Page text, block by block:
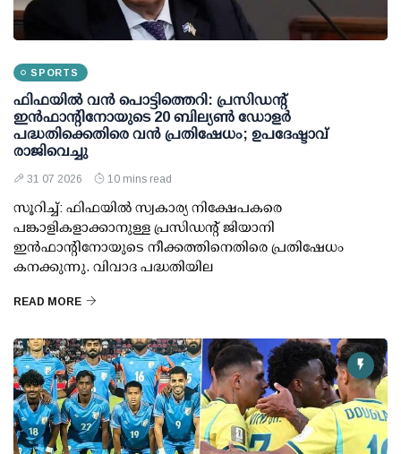
SPORTS
ഫിഫയില്‍ വന്‍ പൊട്ടിത്തെറി: പ്രസിഡന്റ്
ഇന്‍ഫാന്റിനോയുടെ 20 ബില്യണ്‍ ഡോളര്‍
പദ്ധതിക്കെതിരെ വന്‍ പ്രതിഷേധം; ഉപദേഷ്ടാവ്
രാജിവെച്ചു
31 07 2026 10 mins read
സൂറിച്ച്: ഫിഫയില്‍ സ്വകാര്യ നിക്ഷേപകരെ
പങ്കാളികളാക്കാനുള്ള പ്രസിഡന്റ് ജിയാനി
ഇന്‍ഫാന്റിനോയുടെ നീക്കത്തിനെതിരെ പ്രതിഷേധം
കനക്കുന്നു. വിവാദ പദ്ധതിയില
READ MORE